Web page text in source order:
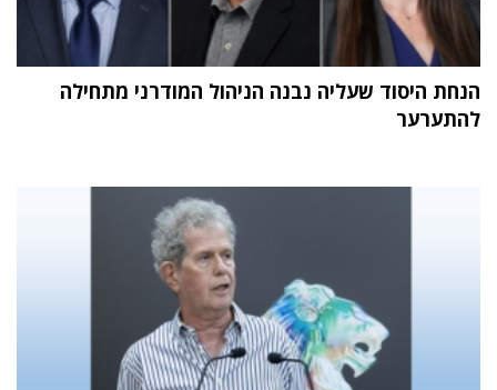
הנחת היסוד שעליה נבנה הניהול המודרני מתחילה
להתערער